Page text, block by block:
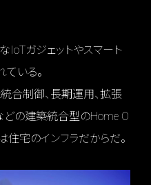
ガジェットやスマート
いる。
合制御、長期運用、拡張
どの建築統合型のHome O
住宅のインフラだからだ。